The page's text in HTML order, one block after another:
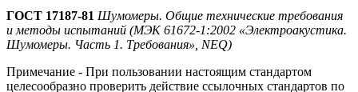
ГОСТ 17187-81 Шумомеры. Общие технические требования
и методы испытаний (МЭК 61672-1:2002 «Электроакустика.
Шумомеры. Часть 1. Требования», NEQ)
Примечание - При пользовании настоящим стандартом
целесообразно проверить действие ссылочных стандартов по